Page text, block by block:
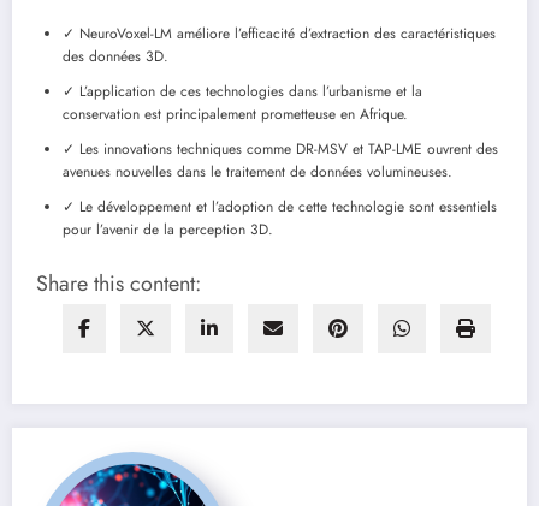
✓ NeuroVoxel-LM améliore l’efficacité d’extraction des caractéristiques
des données 3D.
✓ L’application de ces technologies dans l’urbanisme et la
conservation est principalement prometteuse en Afrique.
✓ Les innovations techniques comme DR-MSV et TAP-LME ouvrent des
avenues nouvelles dans le traitement de données volumineuses.
✓ Le développement et l’adoption de cette technologie sont essentiels
pour l’avenir de la perception 3D.
Share this content: